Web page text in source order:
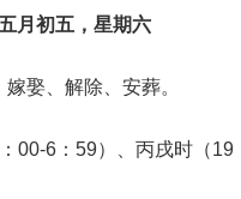
月初五，星期六
嫁娶、解除、安葬。
00-6：59）、丙戌时（19